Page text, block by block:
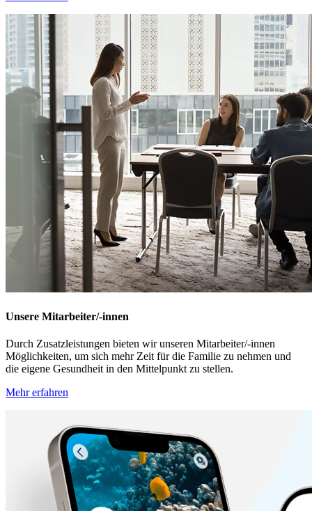
Unsere Mitarbeiter/-innen
Durch Zusatzleistungen bieten wir unseren Mitarbeiter/-innen
Möglichkeiten, um sich mehr Zeit für die Familie zu nehmen und
die eigene Gesundheit in den Mittelpunkt zu stellen.
Mehr erfahren